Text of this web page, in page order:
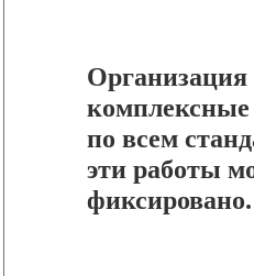
Организация
по всем
эти работы
фиксировано.